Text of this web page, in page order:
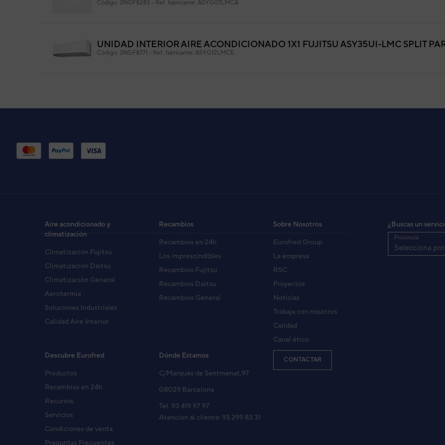
Código: 3NGF8283 - Ref. fabricante: ASYG07LMCA
UNIDAD INTERIOR AIRE ACONDICIONADO 1X1 FUJITSU ASY35UI-LMC SPLIT
Código: 3NGF8771 - Ref. fabricante: ASYG12LMCE
UNIDAD INTERIOR ASY25UI-LM
Código:
UNIDAD INTERIOR AIRE ACONDICIONADO MULTISPLIT PARED FUJITSU
Código: Ref. fabricante: ASYG07LMCE
UNIDAD INTERIOR ASY40UI-LMC
Código:
UNIDAD INTERIOR AIRE ACONDICIONADO MULTISPLIT PARED GENERAL
Código: Ref. fabricante:ASHG14LMCA
U. INTERIOR ASH9MI-LM PARED MULTI INV
Ref. fabricante:HSG09LMCA
Aire acondicionado y
climatización
Climatización Fujitsu
Climatización Daitsu
Climatización General
Aerotermia
Soluciones Industriales
Calidad Aire Interior
Recambios
Recambios en 24h
Los imprescindibles
Recambios Fujitsu
Recambios Daitsu
Recambios General
Sobre Nosotros
Eurofred Group
La empresa
RSC
Proyectos
Noticias
Trabaja con nosotros
Calidad
Canal ético
Descubre Eurofred
Productos
Recambios en 24h
Recursos
Servicios
Condiciones de venta
Preguntas Frecuentes
Dónde Estamos
C/Marqués de Sentmenat,97
08029 Barcelona
Tel. 93 419 97 97
Atencion al cliente: 93 299 83 31
CONTACTAR
¿Buscas un
Selecciona
Provincia